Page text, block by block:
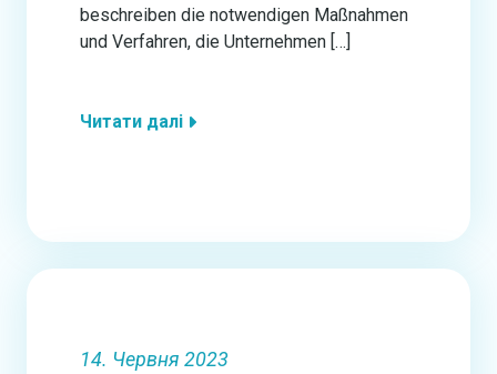
beschreiben die notwendigen Maßnahmen
und Verfahren, die Unternehmen […]
Читати далі
14. Червня 2023